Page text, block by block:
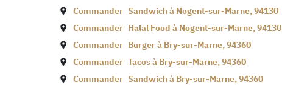
Commander Sandwich à Nogent-sur-Marne,94130
Commander Halal Food à Nogent-sur-Marne,94130
Commander Burger à Bry-sur-Marne,94360
Commander Tacos à Bry-sur-Marne,94360
Commander Sandwich à Bry-sur-Marne,94360